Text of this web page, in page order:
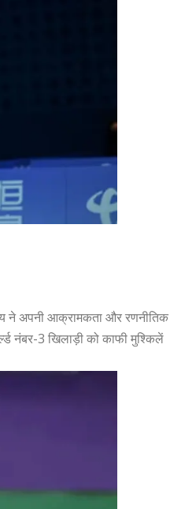
ने अपनी आक्रामकता और रणनीतिक
नंबर-3 खिलाड़ी को काफी मुश्किलें